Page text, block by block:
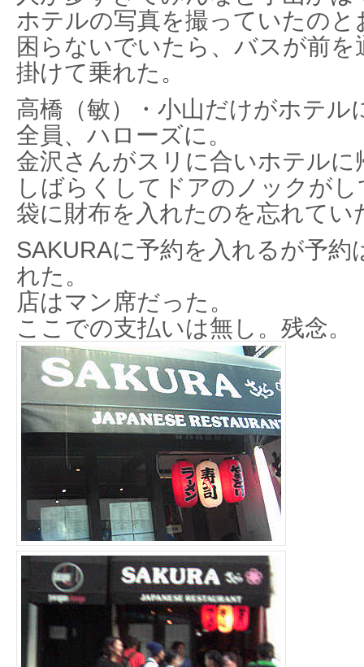
ホテルの写真を撮っていたのと
困らないでいたら、バスが前
掛けて乗れた。
高橋（敏）・小山だけがホテル
全員、ハローズに。
金沢さんがスリに合いホテルに
しばらくしてドアのノックが
袋に財布を入れたのを忘れてい
SAKURAに予約を入れるが予約
れた。
店はマン席だった。
ここでの支払いは無し。残念。